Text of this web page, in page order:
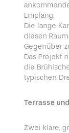
Empfang.
Die lange
diesen
Gegenüber
Das Projekt
die
typischen
Terrasse
Zwei klare,